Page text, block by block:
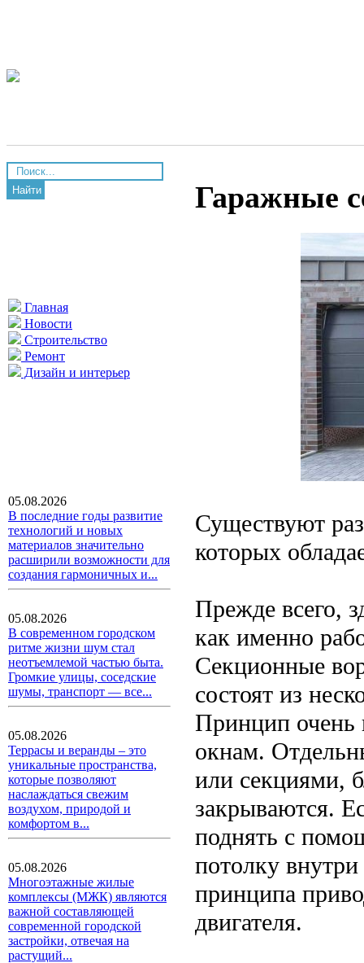
Найти
Главная
Новости
Строительство
Ремонт
Дизайн и интерьер
05.08.2026
В последние годы развитие
технологий и новых
материалов значительно
расширили возможности для
создания гармоничных и...
05.08.2026
В современном городском
ритме жизни шум стал
неотъемлемой частью быта.
Громкие улицы, соседские
шумы, транспорт — все...
05.08.2026
Террасы и веранды – это
уникальные пространства,
которые позволяют
наслаждаться свежим
воздухом, природой и
комфортом в...
05.08.2026
Многоэтажные жилые
комплексы (МЖК) являются
важной составляющей
современной городской
застройки, отвечая на
растущий...
Гаражные
Существуют
которых
Прежде всего,
как именно
Секционные
состоят из
Принцип очень
окнам.
или секциями,
закрываются.
поднять с
потолку
принципа
двигателя.